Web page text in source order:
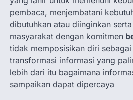
pembaca, menjembatani
dibutuhkan atau diinginkan
masyarakat dengan komitmen
tidak memposisikan diri
transformasi informasi yang
lebih dari itu bagaimana
sampaikan dapat dipercaya